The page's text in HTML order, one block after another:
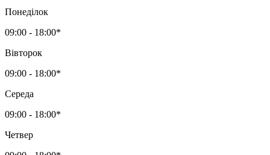
Понеділок
09:00 - 18:00*
Вівторок
09:00 - 18:00*
Середа
09:00 - 18:00*
Четвер